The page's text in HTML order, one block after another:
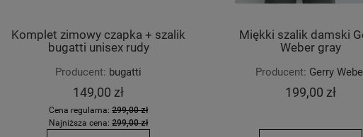
Dzianinowa sukienka - bluza Gerry
Weber navy
Komplet zimowy czapka + szalik
bugatti unisex rudy
Producent: bugatti
149,00 zł
Cena regularna: 299,00 zł
Najniższa cena: 299,00 zł
Miękki szalik damski
Weber gray
Producent: Gerry
199,00 zł